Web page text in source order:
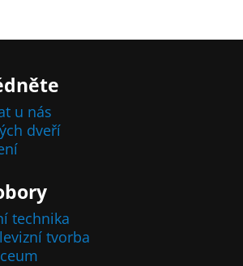
u nás
dveří
technika
tvorba